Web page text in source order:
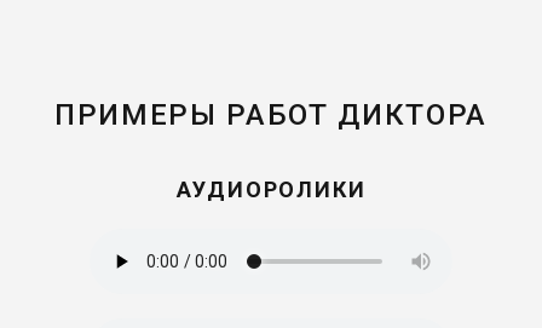
ПРИМЕРЫ РАБОТ ДИКТОРА
АУДИОРОЛИКИ